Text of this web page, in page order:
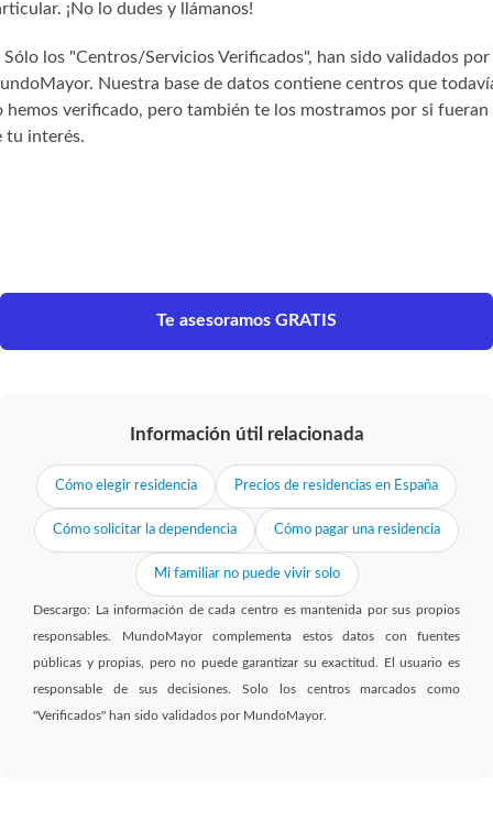
¡No lo dudes y llámanos!
Sólo los "Centros/Servicios Verificados", han sido validados por
Nuestra base de datos contiene centros que
hemos verificado, pero también te los mostramos por si fueran
tu interés.
Te asesoramos GRATIS
Información útil relacionada
Cómo elegir residencia Precios de residencias en España
Cómo solicitar la dependencia Cómo pagar una residencia
Mi familiar no puede vivir solo
Descargo: La información de cada centro es mantenida por sus propios
responsables. MundoMayor complementa estos datos con fuentes
públicas y propias, pero no puede garantizar su exactitud. El usuario es
responsable de sus decisiones. Solo los centros marcados como
"Verificados" han sido validados por MundoMayor.